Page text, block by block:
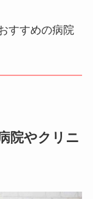
すすめの病院
院やクリニ